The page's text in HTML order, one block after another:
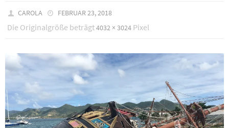
CAROLA FEBRUAR 23, 2018
Die Originalgröße beträgt4032 × 3024 Pixel